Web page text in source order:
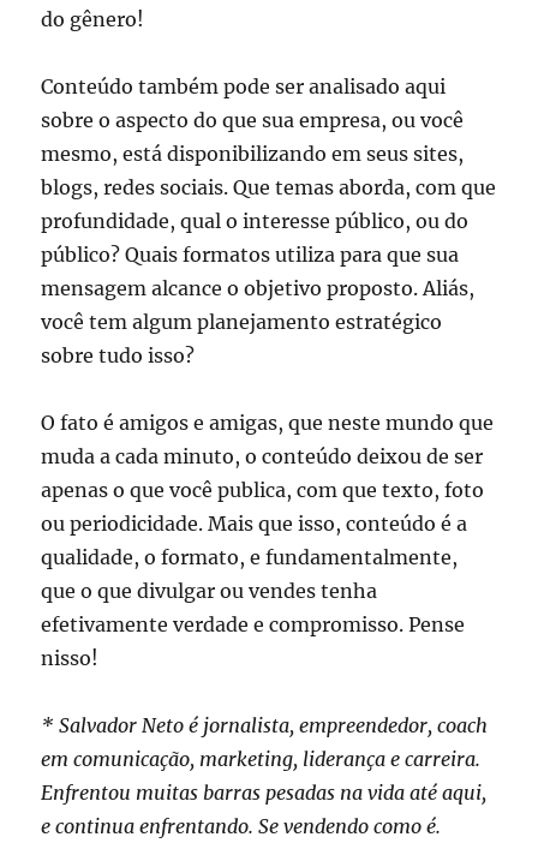
do gênero!
Conteúdo também pode ser analisado aqui
sobre o aspecto do que sua empresa, ou você
mesmo, está disponibilizando em seus sites,
blogs, redes sociais. Que temas aborda, com que
profundidade, qual o interesse público, ou do
público? Quais formatos utiliza para que sua
mensagem alcance o objetivo proposto. Aliás,
você tem algum planejamento estratégico
sobre tudo isso?
O fato é amigos e amigas, que neste mundo que
muda a cada minuto, o conteúdo deixou de ser
apenas o que você publica, com que texto, foto
ou periodicidade. Mais que isso, conteúdo é a
qualidade, o formato, e fundamentalmente,
que o que divulgar ou vendes tenha
efetivamente verdade e compromisso. Pense
nisso!
* Salvador Neto é jornalista, empreendedor, coach
em comunicação, marketing, liderança e carreira.
Enfrentou muitas barras pesadas na vida até aqui,
e continua enfrentando. Se vendendo como é.